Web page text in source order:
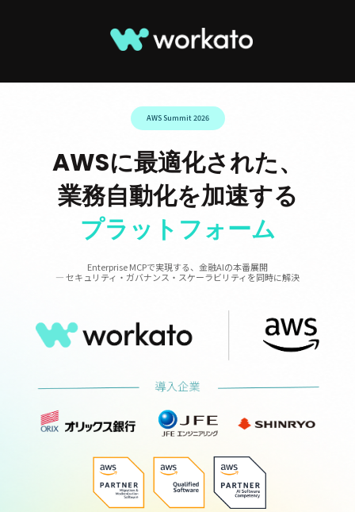
AWS Summit 2026
AWSに最適化された、
業務自動化を加速する
プラットフォーム
Enterprise MCPで実現する、金融AIの本番展開
― セキュリティ・ガバナンス・スケーラビリティを同時に解決